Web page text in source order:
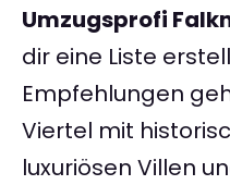
Umzugsprofi
dir eine Liste
Empfehlungen
Viertel mit
luxuriösen Villen